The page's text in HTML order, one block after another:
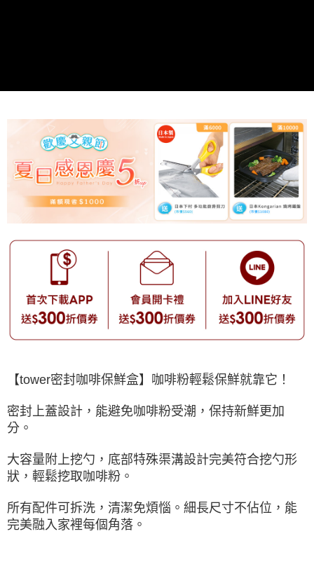
【tower密封咖啡保鮮盒】咖啡粉輕鬆保鮮就靠它！
密封上蓋設計，能避免咖啡粉受潮，保持新鮮更加
分。
大容量附上挖勺，底部特殊渠溝設計完美符合挖勺形
狀，輕鬆挖取咖啡粉。
所有配件可拆洗，清潔免煩惱。細長尺寸不佔位，能
完美融入家裡每個角落。